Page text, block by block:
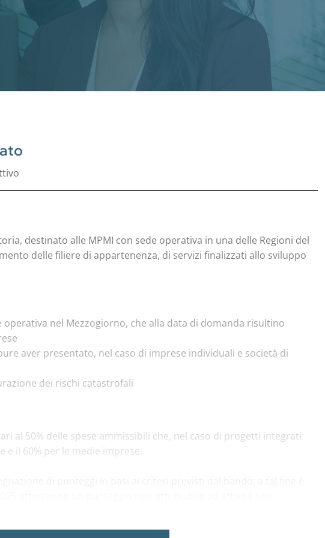
destinato alle MPMI con sede operativa in una delle Regioni del
delle filiere di appartenenza, di servizi finalizzati allo sviluppo
nel Mezzogiorno, che alla data di domanda risultino
aver presentato, nel caso di imprese individuali e società di
dei rischi catastrofali
al 50% delle spese ammissibili che, nel caso di progetti integrati
e il 60% per le medie imprese.